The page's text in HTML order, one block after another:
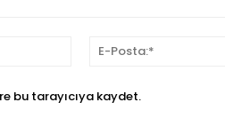
İsim:*
bu tarayıcıya kaydet.